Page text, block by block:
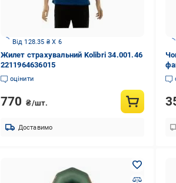
Від 128.35 ₴ X 6
Жилет страхувальний Kolibri 34.001.46
2211964636015
оцінити
770 ₴/шт.
Доставимо